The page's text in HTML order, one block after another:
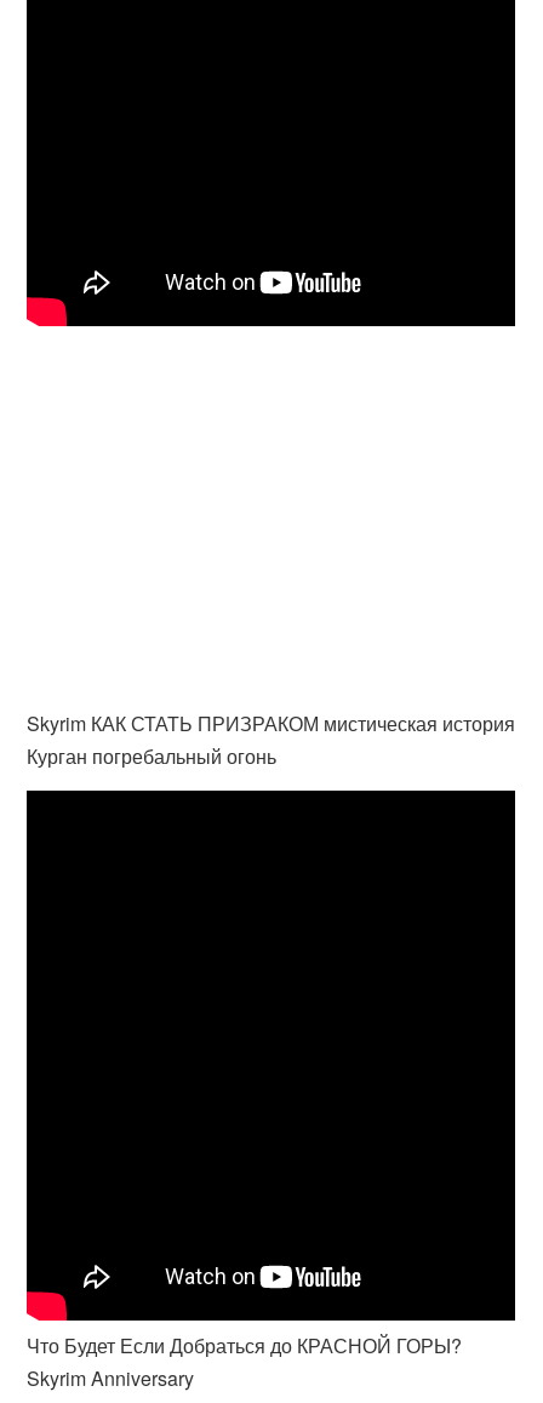
Skyrim КАК СТАТЬ ПРИЗРАКОМ мистическая история
Курган погребальный огонь
Что Будет Если Добраться до КРАСНОЙ ГОРЫ?
Skyrim Anniversary